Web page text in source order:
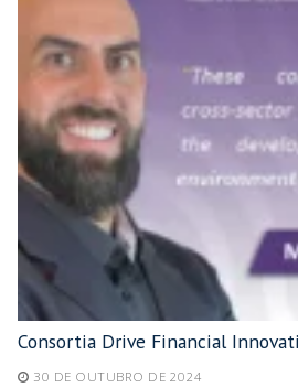
Consortia Drive Financial
30 DE OUTUBRO DE 2024